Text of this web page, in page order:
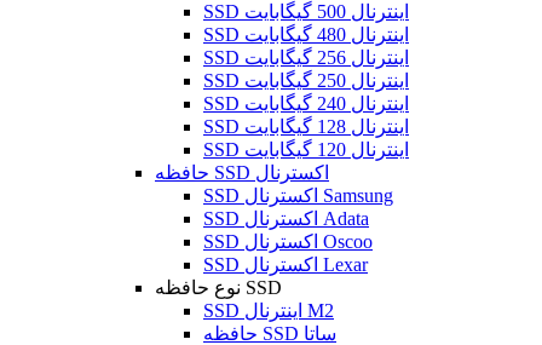
SSD اینترنال 500 گیگابایت
SSD اینترنال 480 گیگابایت
SSD اینترنال 256 گیگابایت
SSD اینترنال 250 گیگابایت
SSD اینترنال 240 گیگابایت
SSD اینترنال 128 گیگابایت
SSD اینترنال 120 گیگابایت
حافظه SSD اکسترنال
SSD اکسترنال Samsung
SSD اکسترنال Adata
SSD اکسترنال Oscoo
SSD اکسترنال Lexar
نوع حافظه SSD
SSD اینترنال M2
حافظه SSD ساتا